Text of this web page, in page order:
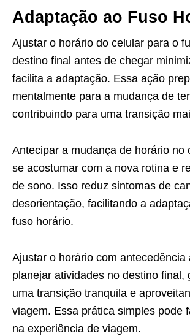
Adaptação ao Fuso
Ajustar o horário do celular para o
destino final antes de chegar
facilita a adaptação. Essa ação
mentalmente para a mudança de
contribuindo para uma transição
Antecipar a mudança de horário no
se acostumar com a nova rotina e
de sono. Isso reduz sintomas de
desorientação, facilitando a
fuso horário.
Ajustar o horário com antecedência
planejar atividades no destino final,
uma transição tranquila e
viagem. Essa prática simples pode
na experiência de viagem.